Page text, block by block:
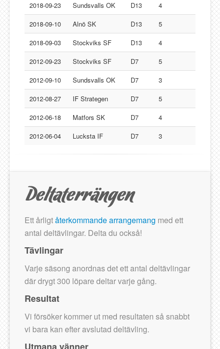
2018-09-23
Sundsvalls OK D13
4
2018-09-10
Alnö SK D13
5
2018-09-03
Stockviks SF D13
4
2012-09-23
Stockviks SF D7
5
2012-09-10
Sundsvalls OK D7
3
2012-08-27
IF Strategen D7
5
2012-06-18
Matfors SK D7
4
2012-06-04
Lucksta IF D7 3
Ett årligtåterkommande arrangemang med ett
antal deltävlingar. Delta du också!
Tävlingar
Varje säsong anordnas det ett antal deltävlingar
där drygt 300 löpare deltar varje gång.
Resultat
Vi försöker kommer ut med resultaten så snabbt
vi bara kan efter avslutad deltävling.